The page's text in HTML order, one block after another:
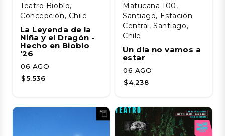
Teatro Biobío,
Concepción, Chile
La Leyenda de la
Niña y el Dragón -
Hecho en Biobío
'26
06 AGO
$5.536
Matucana 100,
Santiago, Estación
Central, Santiago,
Chile
Un día no vamos a
estar
06 AGO
$4.238